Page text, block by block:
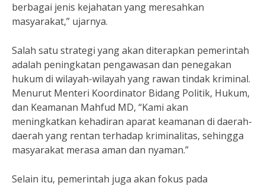
berbagai jenis kejahatan yang meresahkan
masyarakat,” ujarnya.
Salah satu strategi yang akan diterapkan pemerintah
adalah peningkatan pengawasan dan penegakan
hukum di wilayah-wilayah yang rawan tindak kriminal.
Menurut Menteri Koordinator Bidang Politik, Hukum,
dan Keamanan Mahfud MD, “Kami akan
meningkatkan kehadiran aparat keamanan di daerah-
daerah yang rentan terhadap kriminalitas, sehingga
masyarakat merasa aman dan nyaman.”
Selain itu, pemerintah juga akan fokus pada